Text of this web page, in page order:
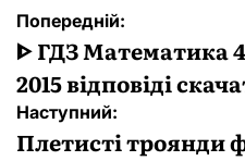
Навігація
записів
Попередній:
ᐈ ГДЗ Математика
2015 відповіді
Наступний:
Плетисті троянди